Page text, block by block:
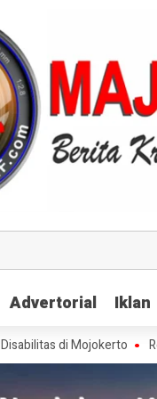
Advertorial Iklan
Advertorial Iklan
Mojokerto Realisasi